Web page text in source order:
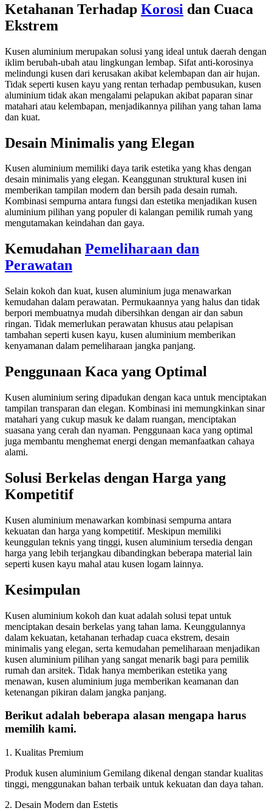
Ketahanan Terhadap Korosi dan Cuaca
Ekstrem
Kusen aluminium merupakan solusi yang ideal untuk daerah dengan
iklim berubah-ubah atau lingkungan lembap. Sifat anti-korosinya
melindungi kusen dari kerusakan akibat kelembapan dan air hujan.
Tidak seperti kusen kayu yang rentan terhadap pembusukan, kusen
aluminium tidak akan mengalami pelapukan akibat paparan sinar
matahari atau kelembapan, menjadikannya pilihan yang tahan lama
dan kuat.
Desain Minimalis yang Elegan
Kusen aluminium memiliki daya tarik estetika yang khas dengan
desain minimalis yang elegan. Keanggunan struktural kusen ini
memberikan tampilan modern dan bersih pada desain rumah.
Kombinasi sempurna antara fungsi dan estetika menjadikan kusen
aluminium pilihan yang populer di kalangan pemilik rumah yang
mengutamakan keindahan dan gaya.
Kemudahan Pemeliharaan dan
Perawatan
Selain kokoh dan kuat, kusen aluminium juga menawarkan
kemudahan dalam perawatan. Permukaannya yang halus dan tidak
berpori membuatnya mudah dibersihkan dengan air dan sabun
ringan. Tidak memerlukan perawatan khusus atau pelapisan
tambahan seperti kusen kayu, kusen aluminium memberikan
kenyamanan dalam pemeliharaan jangka panjang.
Penggunaan Kaca yang Optimal
Kusen aluminium sering dipadukan dengan kaca untuk menciptakan
tampilan transparan dan elegan. Kombinasi ini memungkinkan sinar
matahari yang cukup masuk ke dalam ruangan, menciptakan
suasana yang cerah dan nyaman. Penggunaan kaca yang optimal
juga membantu menghemat energi dengan memanfaatkan cahaya
alami.
Solusi Berkelas dengan Harga yang
Kompetitif
Kusen aluminium menawarkan kombinasi sempurna antara
kekuatan dan harga yang kompetitif. Meskipun memiliki
keunggulan teknis yang tinggi, kusen aluminium tersedia dengan
harga yang lebih terjangkau dibandingkan beberapa material lain
seperti kusen kayu mahal atau kusen logam lainnya.
Kesimpulan
Kusen aluminium kokoh dan kuat adalah solusi tepat untuk
menciptakan desain berkelas yang tahan lama. Keunggulannya
dalam kekuatan, ketahanan terhadap cuaca ekstrem, desain
minimalis yang elegan, serta kemudahan pemeliharaan menjadikan
kusen aluminium pilihan yang sangat menarik bagi para pemilik
rumah dan arsitek. Tidak hanya memberikan estetika yang
menawan, kusen aluminium juga memberikan keamanan dan
ketenangan pikiran dalam jangka panjang.
Berikut adalah beberapa alasan mengapa harus
memilih kami.
1. Kualitas Premium
Produk kusen aluminium Gemilang dikenal dengan standar kualitas
tinggi, menggunakan bahan terbaik untuk kekuatan dan daya tahan.
2. Desain Modern dan Estetis